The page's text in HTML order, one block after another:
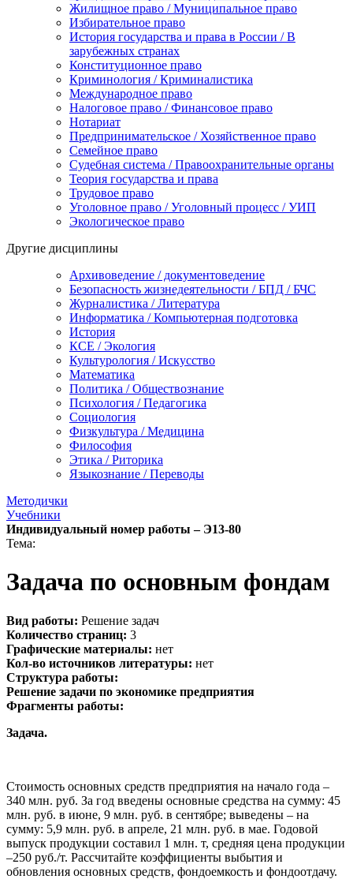
Жилищное право / Муниципальное право
Избирательное право
История государства и права в России / В
зарубежных странах
Конституционное право
Криминология / Криминалистика
Международное право
Налоговое право / Финансовое право
Нотариат
Предпринимательское / Хозяйственное право
Семейное право
Судебная система / Правоохранительные органы
Теория государства и права
Трудовое право
Уголовное право / Уголовный процесс / УИП
Экологическое право
Другие дисциплины
Архивоведение / документоведение
Безопасность жизнедеятельности / БПД / БЧС
Журналистика / Литература
Информатика / Компьютерная подготовка
История
КСЕ / Экология
Культурология / Искусство
Математика
Политика / Обществознание
Психология / Педагогика
Социология
Физкультура / Медицина
Философия
Этика / Риторика
Языкознание / Переводы
Методички
Учебники
Индивидуальный номер работы – Э13-80
Тема:
Задача по основным фондам
Вид работы: Решение задач
Количество страниц: 3
Графические материалы: нет
Кол-во источников литературы: нет
Структура работы:
Решение задачи по экономике предприятия
Фрагменты работы:
Задача.
Стоимость основных средств предприятия на начало года –
340 млн. руб. За год введены основные средства на сумму: 45
млн. руб. в июне, 9 млн. руб. в сентябре; выведены – на
сумму: 5,9 млн. руб. в апреле, 21 млн. руб. в мае. Годовой
выпуск продукции составил 1 млн. т, средняя цена продукции
–250 руб./т. Рассчитайте коэффициенты выбытия и
обновления основных средств, фондоемкость и фондоотдачу.